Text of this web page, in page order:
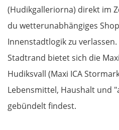
(Hudikgalleriorna) direkt im
du wetterunabhängiges
Innenstadtlogik zu
Stadtrand bietet sich die
Hudiksvall (Maxi ICA
Lebensmittel, Haushalt und
gebündelt findest.
Karditsa
Livanates
Chalkida